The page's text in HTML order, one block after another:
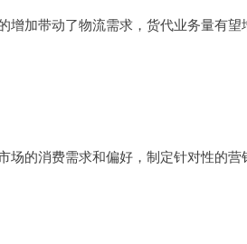
增加带动了物流需求，货代业务量有
场的消费需求和偏好，制定针对性的